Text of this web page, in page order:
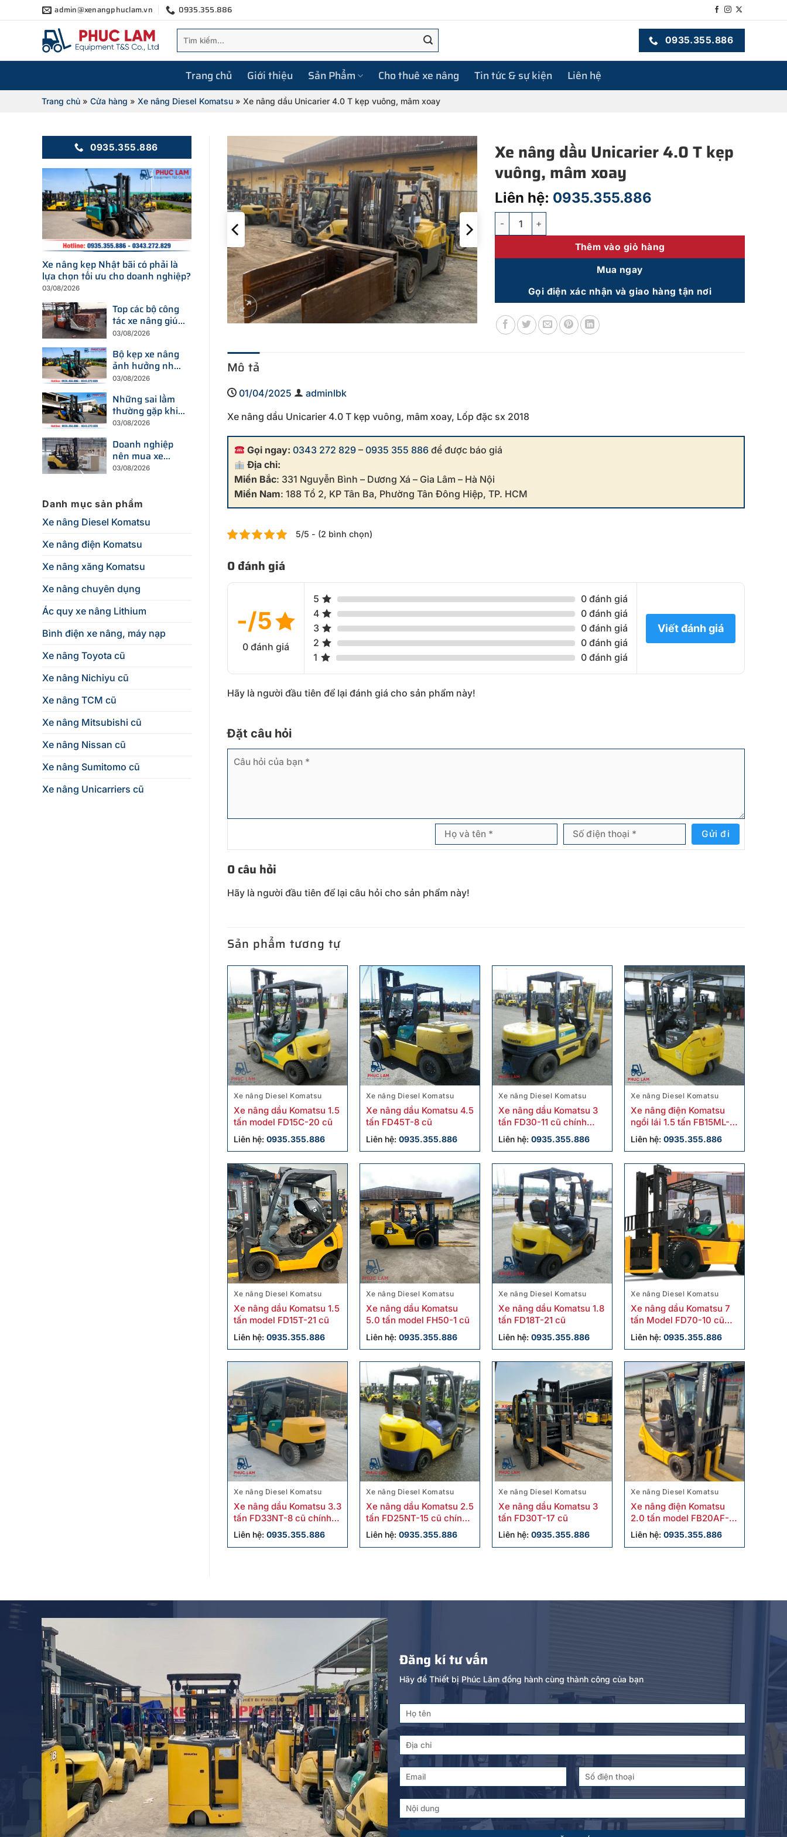
qua
admin@xenangphuclam.vn 0935.355.886
kiếm:
0935.355.886
Trang chủ Giới thiệu Sản Phẩm Cho thuê xe nâng Tin tức & sự kiện Liên hệ
Trang chủ» Cửa hàng » Xe nâng Diesel Komatsu» Xe nâng dầu Unicarier 4.0 T kẹp vuông, mâm xoay
0935.355.886
Xe nâng kẹp Nhật bãi có phải là
lựa chọn tối ưu cho doanh nghiệp?
03/08/2026
Top các bộ công
tác xe nâng giúp
tăng năng suất
kho
03/08/2026
Bộ kẹp xe nâng
ảnh hưởng như
thế nào đến khả
03/08/2026
Những sai lầm
thường gặp khi
lựa chọn bộ kẹp
03/08/2026
Doanh nghiệp
nên mua xe
nâng có bộ kẹp
03/08/2026
Danh mục sản phẩm
Xe nâng Diesel Komatsu
Xe nâng điện Komatsu
Xe nâng xăng Komatsu
Xe nâng chuyên dụng
Ác quy xe nâng Lithium
Bình điện xe nâng, máy nạp
Xe nâng Toyota cũ
Xe nâng Nichiyu cũ
Xe nâng TCM cũ
Xe nâng Mitsubishi cũ
Xe nâng Nissan cũ
Xe nâng Sumitomo cũ
Xe nâng Unicarriers cũ
Xe nâng dầu Unicarier 4.0 T kẹp
vuông, mâm xoay
Liên hệ: 0935.355.886
Xe nâng dầu Unicarier 4.0 T kẹp vuông, mâm xoay số lượng
Thêm vào giỏ hàng
Mua ngay
Gọi điện xác nhận và giao hàng tận nơi
Mô tả
01/04/2025
adminlbk
Xe nâng dầu Unicarier 4.0 T kẹp vuông, mâm xoay, Lốp đặc sx 2018
Gọi ngay: 0343 272 829 –0935 355 886 để được báo giá
Địa chỉ:
Miền Bắc: 331 Nguyễn Bình – Dương Xá – Gia Lâm – Hà Nội
Miền Nam: 188 Tổ 2, KP Tân Ba, Phường Tân Đông Hiệp, TP. HCM
5/5 - (2 bình chọn)
0 đánh giá
-/5
0 đánh giá
5
0 đánh giá
4
0 đánh giá
3
0 đánh giá
2
0 đánh giá
1
0 đánh giá
Viết đánh giá
Hãy là người đầu tiên để lại đánh giá cho sản phẩm này!
Đặt câu hỏi
Gửi đi
0 câu hỏi
Hãy là người đầu tiên để lại câu hỏi cho sản phẩm này!
Sản phẩm tương tự
Xe nâng Diesel Komatsu
Xe nâng dầu Komatsu 1.5
tấn model FD15C-20 cũ
Liên hệ: 0935.355.886
Xe nâng Diesel Komatsu
Xe nâng dầu Komatsu 4.5
tấn FD45T-8 cũ
Liên hệ: 0935.355.886
Xe nâng Diesel Komatsu
Xe nâng dầu Komatsu 3
tấn FD30-11 cũ chính
hãng
Liên hệ: 0935.355.886
Xe nâng Diesel Komatsu
Xe nâng điện Komatsu
ngồi lái 1.5 tấn FB15ML-12
cũ
Liên hệ: 0935.355.886
Xe nâng Diesel Komatsu
Xe nâng dầu Komatsu 1.5
tấn model FD15T-21 cũ
Liên hệ: 0935.355.886
Xe nâng Diesel Komatsu
Xe nâng dầu Komatsu
5.0 tấn model FH50-1 cũ
Liên hệ: 0935.355.886
Xe nâng Diesel Komatsu
Xe nâng dầu Komatsu 1.8
tấn FD18T-21 cũ
Liên hệ: 0935.355.886
Xe nâng Diesel Komatsu
Xe nâng dầu Komatsu 7
tấn Model FD70-10 cũ
chính hãng
Liên hệ: 0935.355.886
Xe nâng Diesel Komatsu
Xe nâng dầu Komatsu 3.3
tấn FD33NT-8 cũ chính
hãng
Liên hệ: 0935.355.886
Xe nâng Diesel Komatsu
Xe nâng dầu Komatsu 2.5
tấn FD25NT-15 cũ chính
hãng
Liên hệ: 0935.355.886
Xe nâng Diesel Komatsu
Xe nâng dầu Komatsu 3
tấn FD30T-17 cũ
Liên hệ: 0935.355.886
Xe nâng Diesel Komatsu
Xe nâng điện Komatsu
2.0 tấn model FB20AF-12
cũ sx 2018
Liên hệ: 0935.355.886
Đăng kí tư vấn
Hãy để Thiết bị Phúc Lâm đồng hành cùng thành công của bạn